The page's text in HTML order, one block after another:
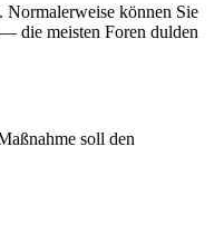
Normalerweise können Sie
die meisten Foren dulden
soll den